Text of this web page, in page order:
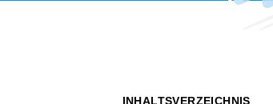
INHALTSVERZEICHNIS